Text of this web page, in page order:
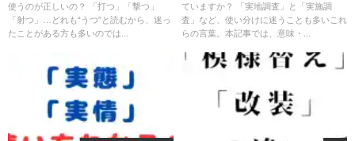
使うのが正しいの？ 「打つ」「撃つ」
「射つ」…どれも“うつ”と読むから、迷っ
たことがある方も多いのでは...
ていますか？ 「実地調査」と「実施調
査」など、使い分けに迷うことも多いこれ
らの言葉。本記事では、意味・...